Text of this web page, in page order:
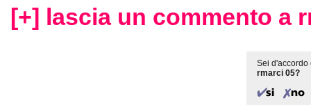
[+] lascia un commento a
Sei d'accordo
rmarci 05?